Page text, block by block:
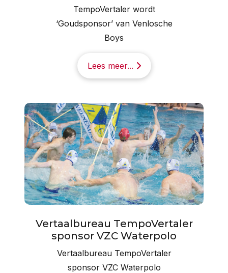
TempoVertaler wordt
‘Goudsponsor’ van Venlosche
Boys
Lees meer...
Vertaalbureau TempoVertaler
sponsor VZC Waterpolo
Vertaalbureau TempoVertaler
sponsor VZC Waterpolo